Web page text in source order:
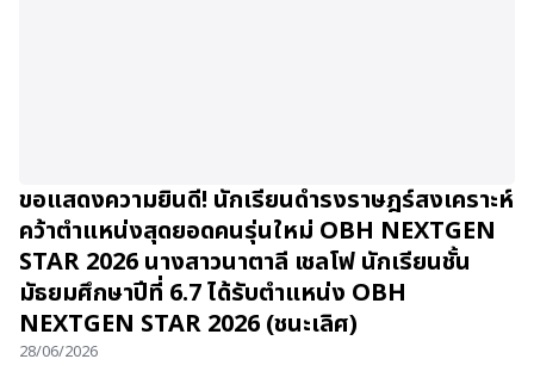
ขอแสดงความยินดี! นักเรียนดำรงราษฎร์สงเคราะห์
คว้าตำแหน่งสุดยอดคนรุ่นใหม่ OBH NEXTGEN
STAR 2026 นางสาวนาตาลี เชลโฟ นักเรียนชั้น
มัธยมศึกษาปีที่ 6.7 ได้รับตำแหน่ง OBH
NEXTGEN STAR 2026 (ชนะเลิศ)
28/06/2026